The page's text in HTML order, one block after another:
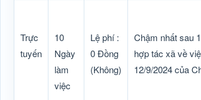
Trực
tuyến
10
Ngày
làm
việc
Lệ phí :
0 Đồng
(Không)
Chậm nhất sau
hợp tác xã về
12/9/2024 của